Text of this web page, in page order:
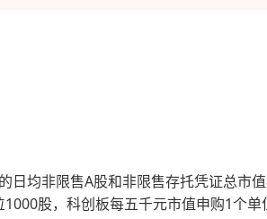
日均非限售A股和非限售存托凭证总市
股，科创板每五千元市值申购1个